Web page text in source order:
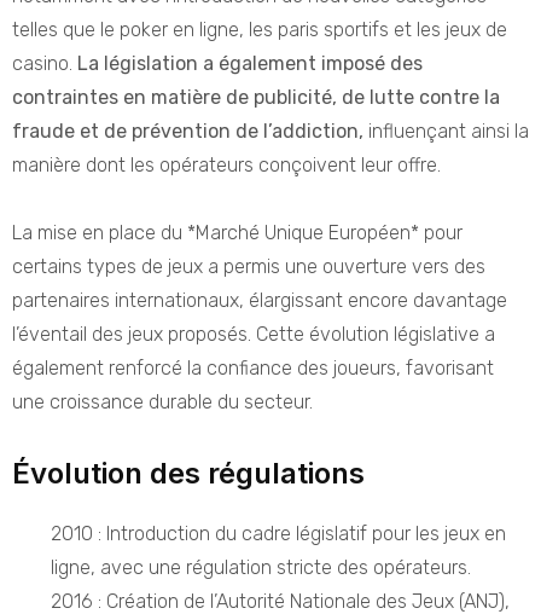
telles que le poker en ligne, les paris sportifs et les jeux de
casino. La législation a également imposé des
contraintes en matière de publicité, de lutte contre la
fraude et de prévention de l’addiction, influençant ainsi la
manière dont les opérateurs conçoivent leur offre.
La mise en place du *Marché Unique Européen* pour
certains types de jeux a permis une ouverture vers des
partenaires internationaux, élargissant encore davantage
l’éventail des jeux proposés. Cette évolution législative a
également renforcé la confiance des joueurs, favorisant
une croissance durable du secteur.
Évolution des régulations
2010 : Introduction du cadre législatif pour les jeux en
ligne, avec une régulation stricte des opérateurs.
2016 : Création de l’Autorité Nationale des Jeux (ANJ),